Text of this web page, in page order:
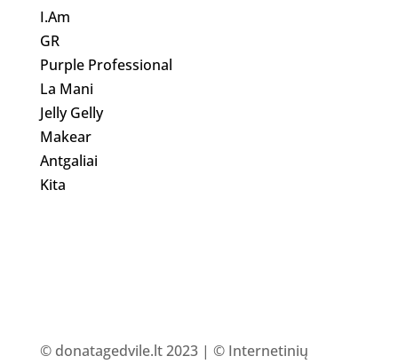
I.Am
GR
Purple Professional
La Mani
Jelly Gelly
Makear
Antgaliai
Kita
© donatagedvile.lt 2023 | © Internetinių